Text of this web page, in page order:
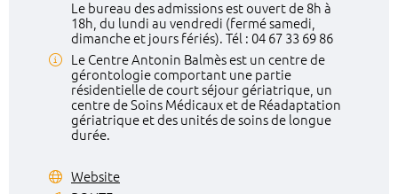
Le bureau des admissions est ouvert de 8h à
18h, du lundi au vendredi (fermé samedi,
dimanche et jours fériés). Tél : 04 67 33 69 86
Le Centre Antonin Balmès est un centre de
gérontologie comportant une partie
résidentielle de court séjour gériatrique, un
centre de Soins Médicaux et de Réadaptation
gériatrique et des unités de soins de longue
durée.
Website